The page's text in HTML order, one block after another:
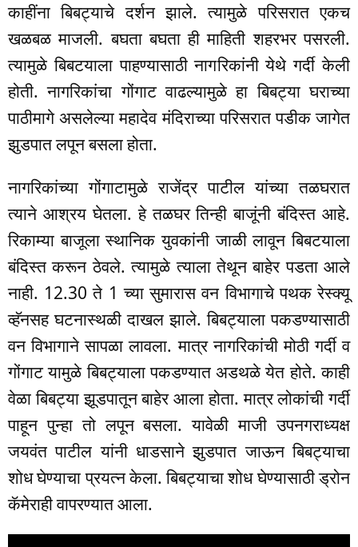
काहींना बिबट्याचे दर्शन झाले. त्यामुळे परिसरात एकच
खळबळ माजली. बघता बघता ही माहिती शहरभर पसरली.
त्यामुळे बिबटयाला पाहण्यासाठी नागरिकांनी येथे गर्दी केली
होती. नागरिकांचा गोंगाट वाढल्यामुळे हा बिबट्या घराच्या
पाठीमागे असलेल्या महादेव मंदिराच्या परिसरात पडीक जागेत
झुडपात लपून बसला होता.
नागरिकांच्या गोंगाटामुळे राजेंद्र पाटील यांच्या तळघरात
त्याने आश्रय घेतला. हे तळघर तिन्ही बाजूंनी बंदिस्त आहे.
रिकाम्या बाजूला स्थानिक युवकांनी जाळी लावून बिबटयाला
बंदिस्त करून ठेवले. त्यामुळे त्याला तेथून बाहेर पडता आले
नाही. 12.30 ते 1 च्या सुमारास वन विभागाचे पथक रेस्क्यू
व्हॅनसह घटनास्थळी दाखल झाले. बिबट्याला पकडण्यासाठी
वन विभागाने सापळा लावला. मात्र नागरिकांची मोठी गर्दी व
गोंगाट यामुळे बिबट्याला पकडण्यात अडथळे येत होते. काही
वेळा बिबट्या झूडपातून बाहेर आला होता. मात्र लोकांची गर्दी
पाहून पुन्हा तो लपून बसला. यावेळी माजी उपनगराध्यक्ष
जयवंत पाटील यांनी धाडसाने झुडपात जाऊन बिबट्याचा
शोध घेण्याचा प्रयत्न केला. बिबट्याचा शोध घेण्यासाठी ड्रोन
कॅमेराही वापरण्यात आला.